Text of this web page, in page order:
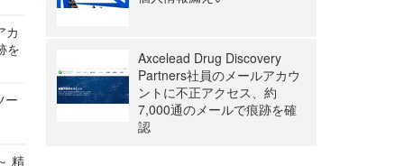
カ
を
ー
精
Axcelead Drug Discovery
Partners社員のメールアカウ
ントに不正アクセス、約
7,000通のメールで痕跡を確
認